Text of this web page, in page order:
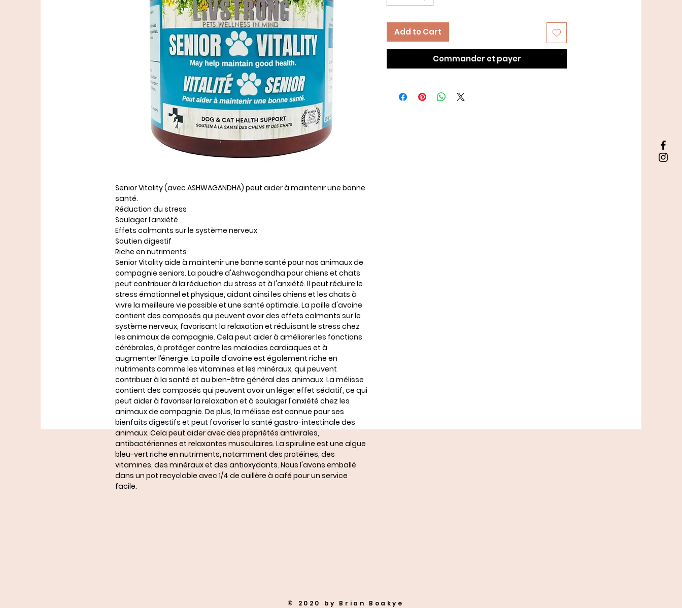
Senior Vitality (avec ASHWAGANDHA) peut aider à maintenir une bonne
santé.
Réduction du stress
Soulager l’anxiété
Effets calmants sur le système nerveux
Soutien digestif
Riche en nutriments
Senior Vitality aide à maintenir une bonne santé pour nos animaux de
compagnie seniors. La poudre d'Ashwagandha pour chiens et chats
peut contribuer à la réduction du stress et à l'anxiété. Il peut réduire le
stress émotionnel et physique, aidant ainsi les chiens et les chats à
vivre la meilleure vie possible et une santé optimale. La paille d'avoine
contient des composés qui peuvent avoir des effets calmants sur le
système nerveux, favorisant la relaxation et réduisant le stress chez
les animaux de compagnie. Cela peut aider à améliorer les fonctions
cérébrales, à protéger contre les maladies cardiaques et à
augmenter l’énergie. La paille d'avoine est également riche en
nutriments comme les vitamines et les minéraux, qui peuvent
contribuer à la santé et au bien-être général des animaux. La mélisse
contient des composés qui peuvent avoir un léger effet sédatif, ce qui
peut aider à favoriser la relaxation et à soulager l'anxiété chez les
animaux de compagnie. De plus, la mélisse est connue pour ses
bienfaits digestifs et peut favoriser la santé gastro-intestinale des
animaux. Cela peut aider avec des propriétés antivirales,
antibactériennes et relaxantes musculaires. La spiruline est une algue
bleu-vert riche en nutriments, notamment des protéines, des
vitamines, des minéraux et des antioxydants. Nous l'avons emballé
dans un pot recyclable avec 1/4 de cuillère à café pour un service
facile.
Add to Cart
Commander et payer
© 2020 by Brian Boakye